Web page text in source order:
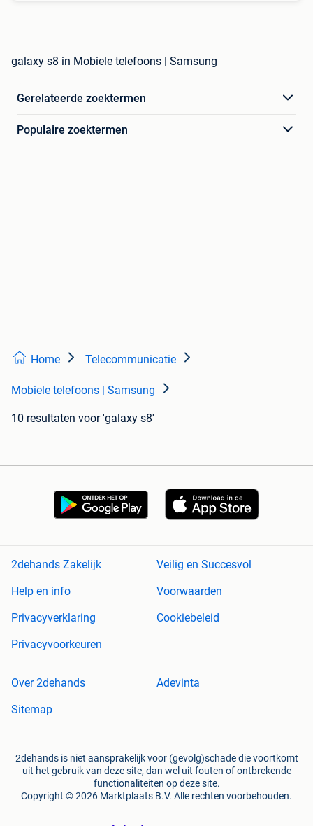
galaxy s8 in Mobiele telefoons | Samsung
Gerelateerde zoektermen
Populaire zoektermen
Home Telecommunicatie
Mobiele telefoons | Samsung
10 resultaten voor 'galaxy s8'
2dehands Zakelijk
Veilig en Succesvol
Help en info
Voorwaarden
Privacyverklaring
Cookiebeleid
Privacyvoorkeuren
Over 2dehands
Adevinta
Sitemap
2dehands is niet aansprakelijk voor (gevolg)schade die voortkomt
uit het gebruik van deze site, dan wel uit fouten of ontbrekende
functionaliteiten op deze site.
Copyright © 2026 Marktplaats B.V. Alle rechten voorbehouden.